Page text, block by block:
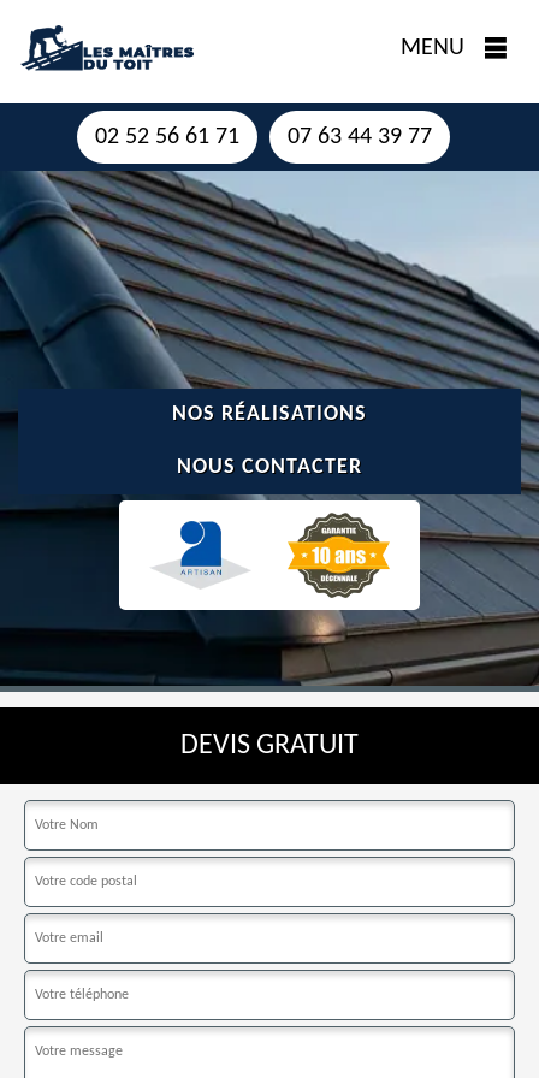
MENU
02 52 56 61 71 07 63 44 39 77
NOS RÉALISATIONS
NOUS CONTACTER
DEVIS GRATUIT